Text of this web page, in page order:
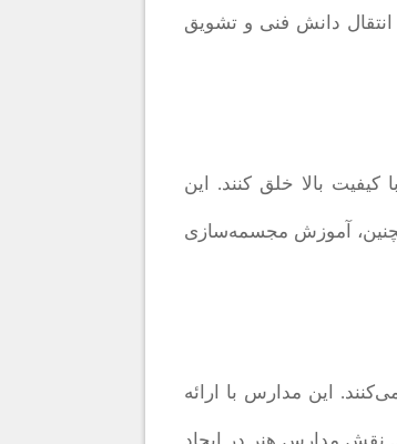
دانش فنی و تشویق
بالا خلق کنند. این
آموزش مجسمه‌سازی
این مدارس با ارائه